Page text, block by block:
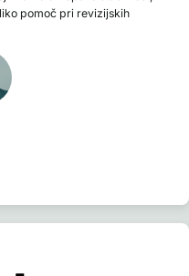
pomoč pri revizijskih